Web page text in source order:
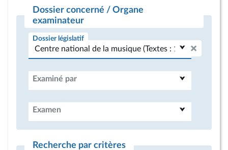
Dossier concerné / Organe
examinateur
Dossier législatif
Examiné par
Examen
Recherche par critères